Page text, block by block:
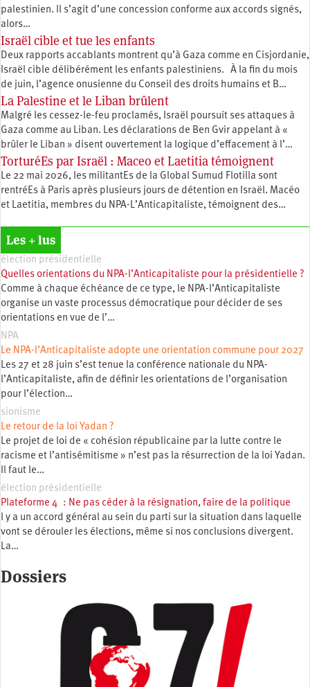
palestinien. Il s’agit d’une concession conforme aux accords signés,
alors…
Israël cible et tue les enfants
Deux rapports accablants montrent qu’à Gaza comme en Cisjordanie,
Israël cible délibérément les enfants palestiniens. À la fin du mois
de juin, l’agence onusienne du Conseil des droits humains et B…
La Palestine et le Liban brûlent
Malgré les cessez-le-feu proclamés, Israël poursuit ses attaques à
Gaza comme au Liban. Les déclarations de Ben Gvir appelant à «
brûler le Liban » disent ouvertement la logique d’effacement à l’…
TorturéEs par Israël : Maceo et Laetitia témoignent
Le 22 mai 2026, les militantEs de la Global Sumud Flotilla sont
rentréEs à Paris après plusieurs jours de détention en Israël. Macéo
et Laetitia, membres du ‪NPA-L’Anticapitaliste, témoignent des…
Les + lus
élection présidentielle
Quelles orientations du NPA-l’Anticapitaliste pour la présidentielle ?
Comme à chaque échéance de ce type, le NPA-l’Anticapitaliste
organise un vaste processus démocratique pour décider de ses
orientations en vue de l’…
NPA
Le NPA-l’Anticapitaliste adopte une orientation commune pour 2027
Les 27 et 28 juin s’est tenue la conférence nationale du NPA-
l’Anticapitaliste, afin de définir les orientations de l’organisation
pour l’élection…
sionisme
Le retour de la loi Yadan ?
Le projet de loi de « cohésion républicaine par la lutte contre le
racisme et l’antisémitisme » n’est pas la résurrection de la loi Yadan.
Il faut le…
élection présidentielle
Plateforme 4 : Ne pas céder à la résignation, faire de la politique
l y a un accord général au sein du parti sur la situation dans laquelle
vont se dérouler les élections, même si nos conclusions divergent.
La…
Dossiers